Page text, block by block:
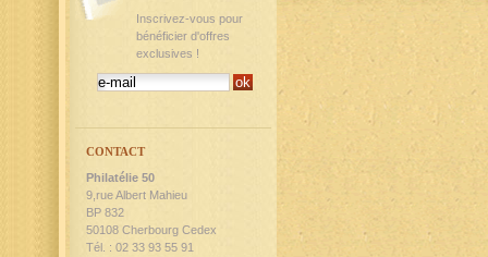
Inscrivez-vous pour
bénéficier d'offres
exclusives !
CONTACT
Philatélie 50
9,rue Albert Mahieu
BP 832
50108 Cherbourg Cedex
Tél. : 02 33 93 55 91